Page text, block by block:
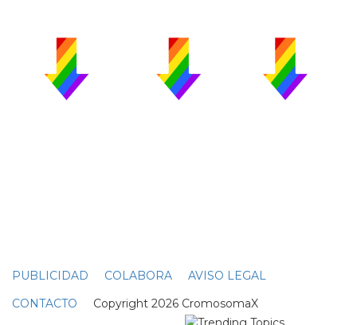
PUBLICIDAD COLABORA
AVISO LEGAL
CONTACTO Copyright 2026 CromosomaX